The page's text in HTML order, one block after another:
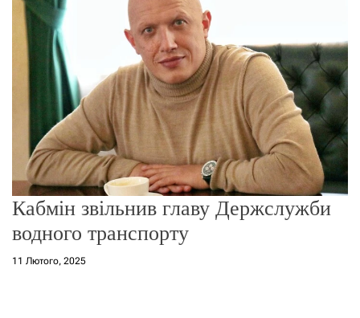
ж
м
у
Кабмін звільнив главу Держслужби
водного транспорту
11 Лютого, 2025